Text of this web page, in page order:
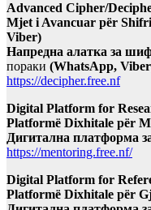
Advanced Cipher/
Mjet i Avancuar për
Viber)
Напредна алатка за
пораки (WhatsApp,
https://decipher.free.nf
Digital Platform for
Platformë Dixhitale për
Дигитална платформа
https://mentoring.free.nf/
Digital Platform for
Platformë Dixhitale për